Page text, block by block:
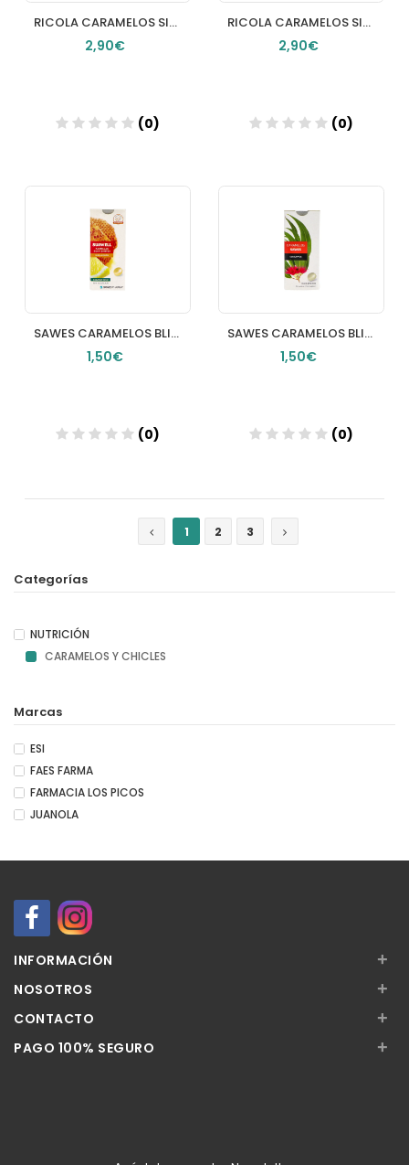
RICOLA CARAMELOS SIN AZUCAR ARANDANO 50 G
2,90€
(0)
RICOLA CARAMELOS SIN AZUCAR MENTA MONTAÑA 50 G
2,90€
(0)
SAWES CARAMELOS BLISTER SIN AZUCAR 1 ENVASE 22 G SABOR MIEL CON LIMON
1,50€
(0)
SAWES CARAMELOS BLISTER SIN AZUCAR 1 ENVASE 22 G SABOR EUCALIPTO
1,50€
(0)
1
2 3
Categorías
NUTRICIÓN
CARAMELOS Y CHICLES
Marcas
ESI
FAES FARMA
FARMACIA LOS PICOS
JUANOLA
INFORMACIÓN +
NOSOTROS +
CONTACTO +
PAGO 100% SEGURO +